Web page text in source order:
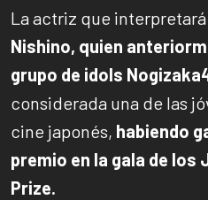
La actriz que interpretará
Nishino, quien
grupo de idols
considerada una de las
cine japonés, habiendo
premio en la gala de los
Prize.